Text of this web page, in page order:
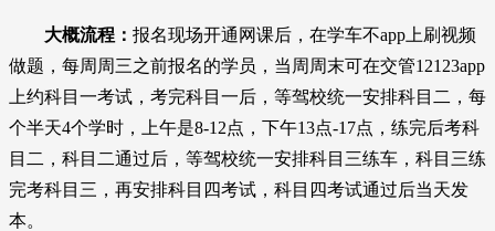
大概流程： 报名现场开通网课后，在学车不app上刷视频
做题，每周周三之前报名的学员，当周周末可在交管12123app
上约科目一考试，考完科目一后 ， 等驾校统一安排科目二，每
个半天4个学时，上午是8-12点，下午13点-17点，练完后考科
目二，科目二通过后，等驾校统一安排科目三练车，科目三练
完考科目三，再安排科目四考试，科目四考试通过后当天发
本。